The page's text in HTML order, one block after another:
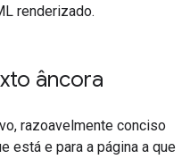
renderizado.
âncora
razoavelmente conciso
está e para a página a que